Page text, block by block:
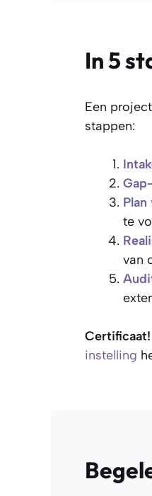
In 5
Een
stappen:
Plan
te
van
Certificaat!
instelling